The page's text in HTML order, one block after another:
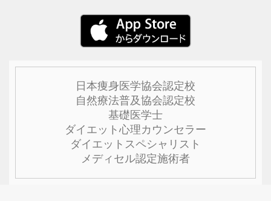
日本痩身医学協会認定校
自然療法普及協会認定校
基礎医学士
ダイエット心理カウンセラー
ダイエットスペシャリスト
メディセル認定施術者